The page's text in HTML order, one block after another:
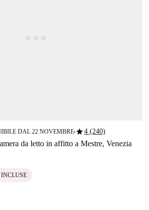
DAL 22 NOVEMBRE■star4 (240)
da letto in affitto a Mestre, Venezia